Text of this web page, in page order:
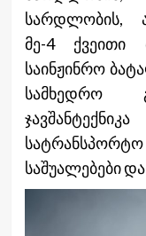
სარდლობის,
მე-4 ქვეითი
საინჟინრო
სამხედრო
საშუალებები